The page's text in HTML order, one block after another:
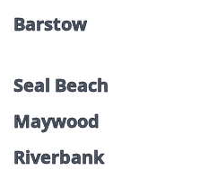
Barstow
Seal Beach
Maywood
Riverbank